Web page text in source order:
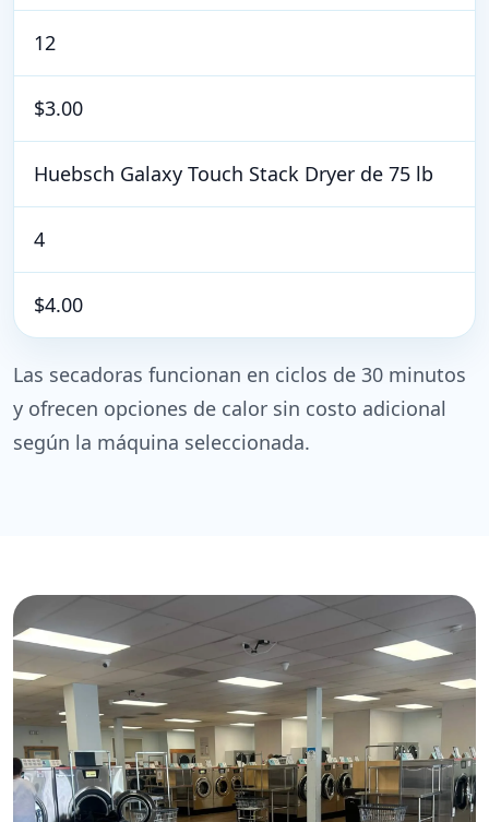
12
$3.00
Huebsch Galaxy Touch Stack Dryer de 75 lb
4
$4.00
Las secadoras funcionan en ciclos de 30 minutos
y ofrecen opciones de calor sin costo adicional
según la máquina seleccionada.